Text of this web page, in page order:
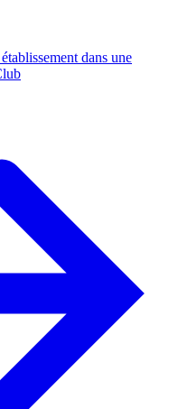
dans une